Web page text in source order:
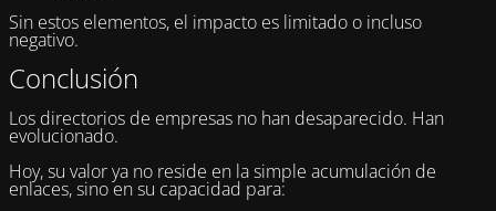
Sin estos elementos, el impacto es limitado o incluso
negativo.
Conclusión
Los directorios de empresas no han desaparecido. Han
evolucionado.
Hoy, su valor ya no reside en la simple acumulación de
enlaces, sino en su capacidad para: